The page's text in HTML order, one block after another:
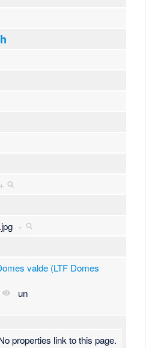
+
+
valde (LTF Domes
un
properties link to this page.